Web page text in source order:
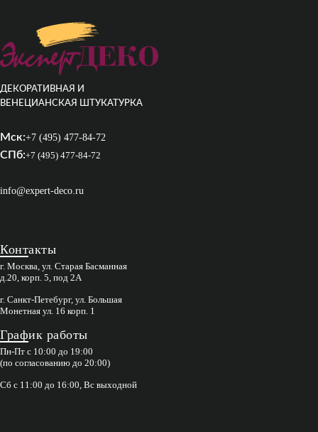
ДЕКОРАТИВНАЯ И
ВЕНЕЦИАНСКАЯ ШТУКАТУРКА
Мск:+7 (495) 477-84-72
СПб:+7 (495) 477-84-72
info@expert-deco.ru
Контакты
г. Москва, ул. Старая Басманная
д.20, корп. 5, под 2А
г. Санкт-Петебург, ул. Большая
Монетная ул. 16 корп. 1
График работы
Пн-Пт с 10:00 до 19:00
(по согласованию до 20:00)
Сб с 11:00 до 16:00, Вс выходной